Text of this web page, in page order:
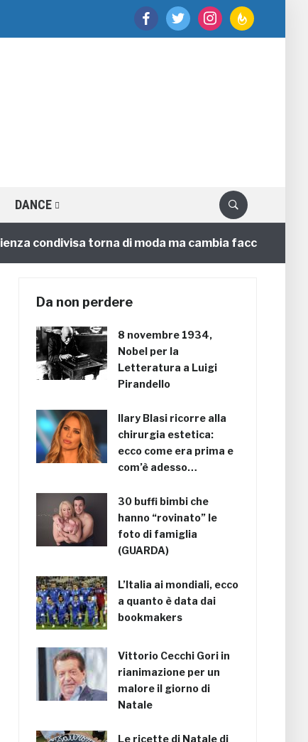
facebooktwitter instagramfeedburner
DANCE
torna di moda ma cambia faccia
Da non perdere
8 novembre 1934,
Nobel per la
Letteratura a Luigi
Pirandello
Ilary Blasi ricorre alla
chirurgia estetica:
ecco come era prima e
com’è adesso…
30 buffi bimbi che
hanno “rovinato” le
foto di famiglia
(GUARDA)
L’Italia ai mondiali, ecco
a quanto è data dai
bookmakers
Vittorio Cecchi Gori in
rianimazione per un
malore il giorno di
Natale
Le ricette di Natale di